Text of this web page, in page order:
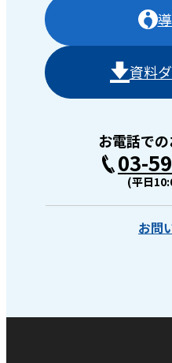
資料
お電話で
03-
(平日
お問